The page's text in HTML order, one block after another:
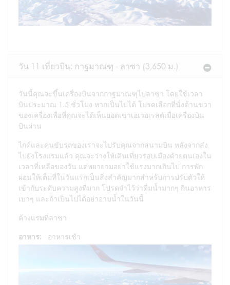
วัน 11 เที่ยวบิน: กาฐมาณฑุ - ลาซา (3,650 ม.)
วันนี้คุณจะขึ้นเครื่องบินจากกาฐมาณฑุไปลาซา โดยใช้เวลา
บินประมาณ 1.5 ชั่วโมง หากเป็นไปได้ โปรดเลือกที่นั่งด้านขวา
ของเครื่องเพื่อที่คุณจะได้เห็นยอดเขาเอเวอเรสต์เมื่อเครื่องบิน
บินผ่าน
ไกด์และคนขับรถของเราจะไปรับคุณจากสนามบิน หลังจากส่ง
ไปยังโรงแรมแล้ว คุณจะว่างให้เดินเที่ยวรอบเมืองด้วยตนเองใน
เวลาที่เหลือของวัน แต่พยายามอย่าใช้แรงมากเกินไป การพัก
ผ่อนให้เต็มที่ในวันแรกเป็นสิ่งสำคัญมากสำหรับการปรับตัวให้
เข้ากับระดับความสูงที่มาก โปรดจำไว้ว่าดื่มน้ำมากๆ กินอาหาร
เบาๆ และถ้าเป็นไปได้อย่าอาบน้ำในวันนี้
ค้างแรมที่ลาซา
อาหาร: อาหารเช้า